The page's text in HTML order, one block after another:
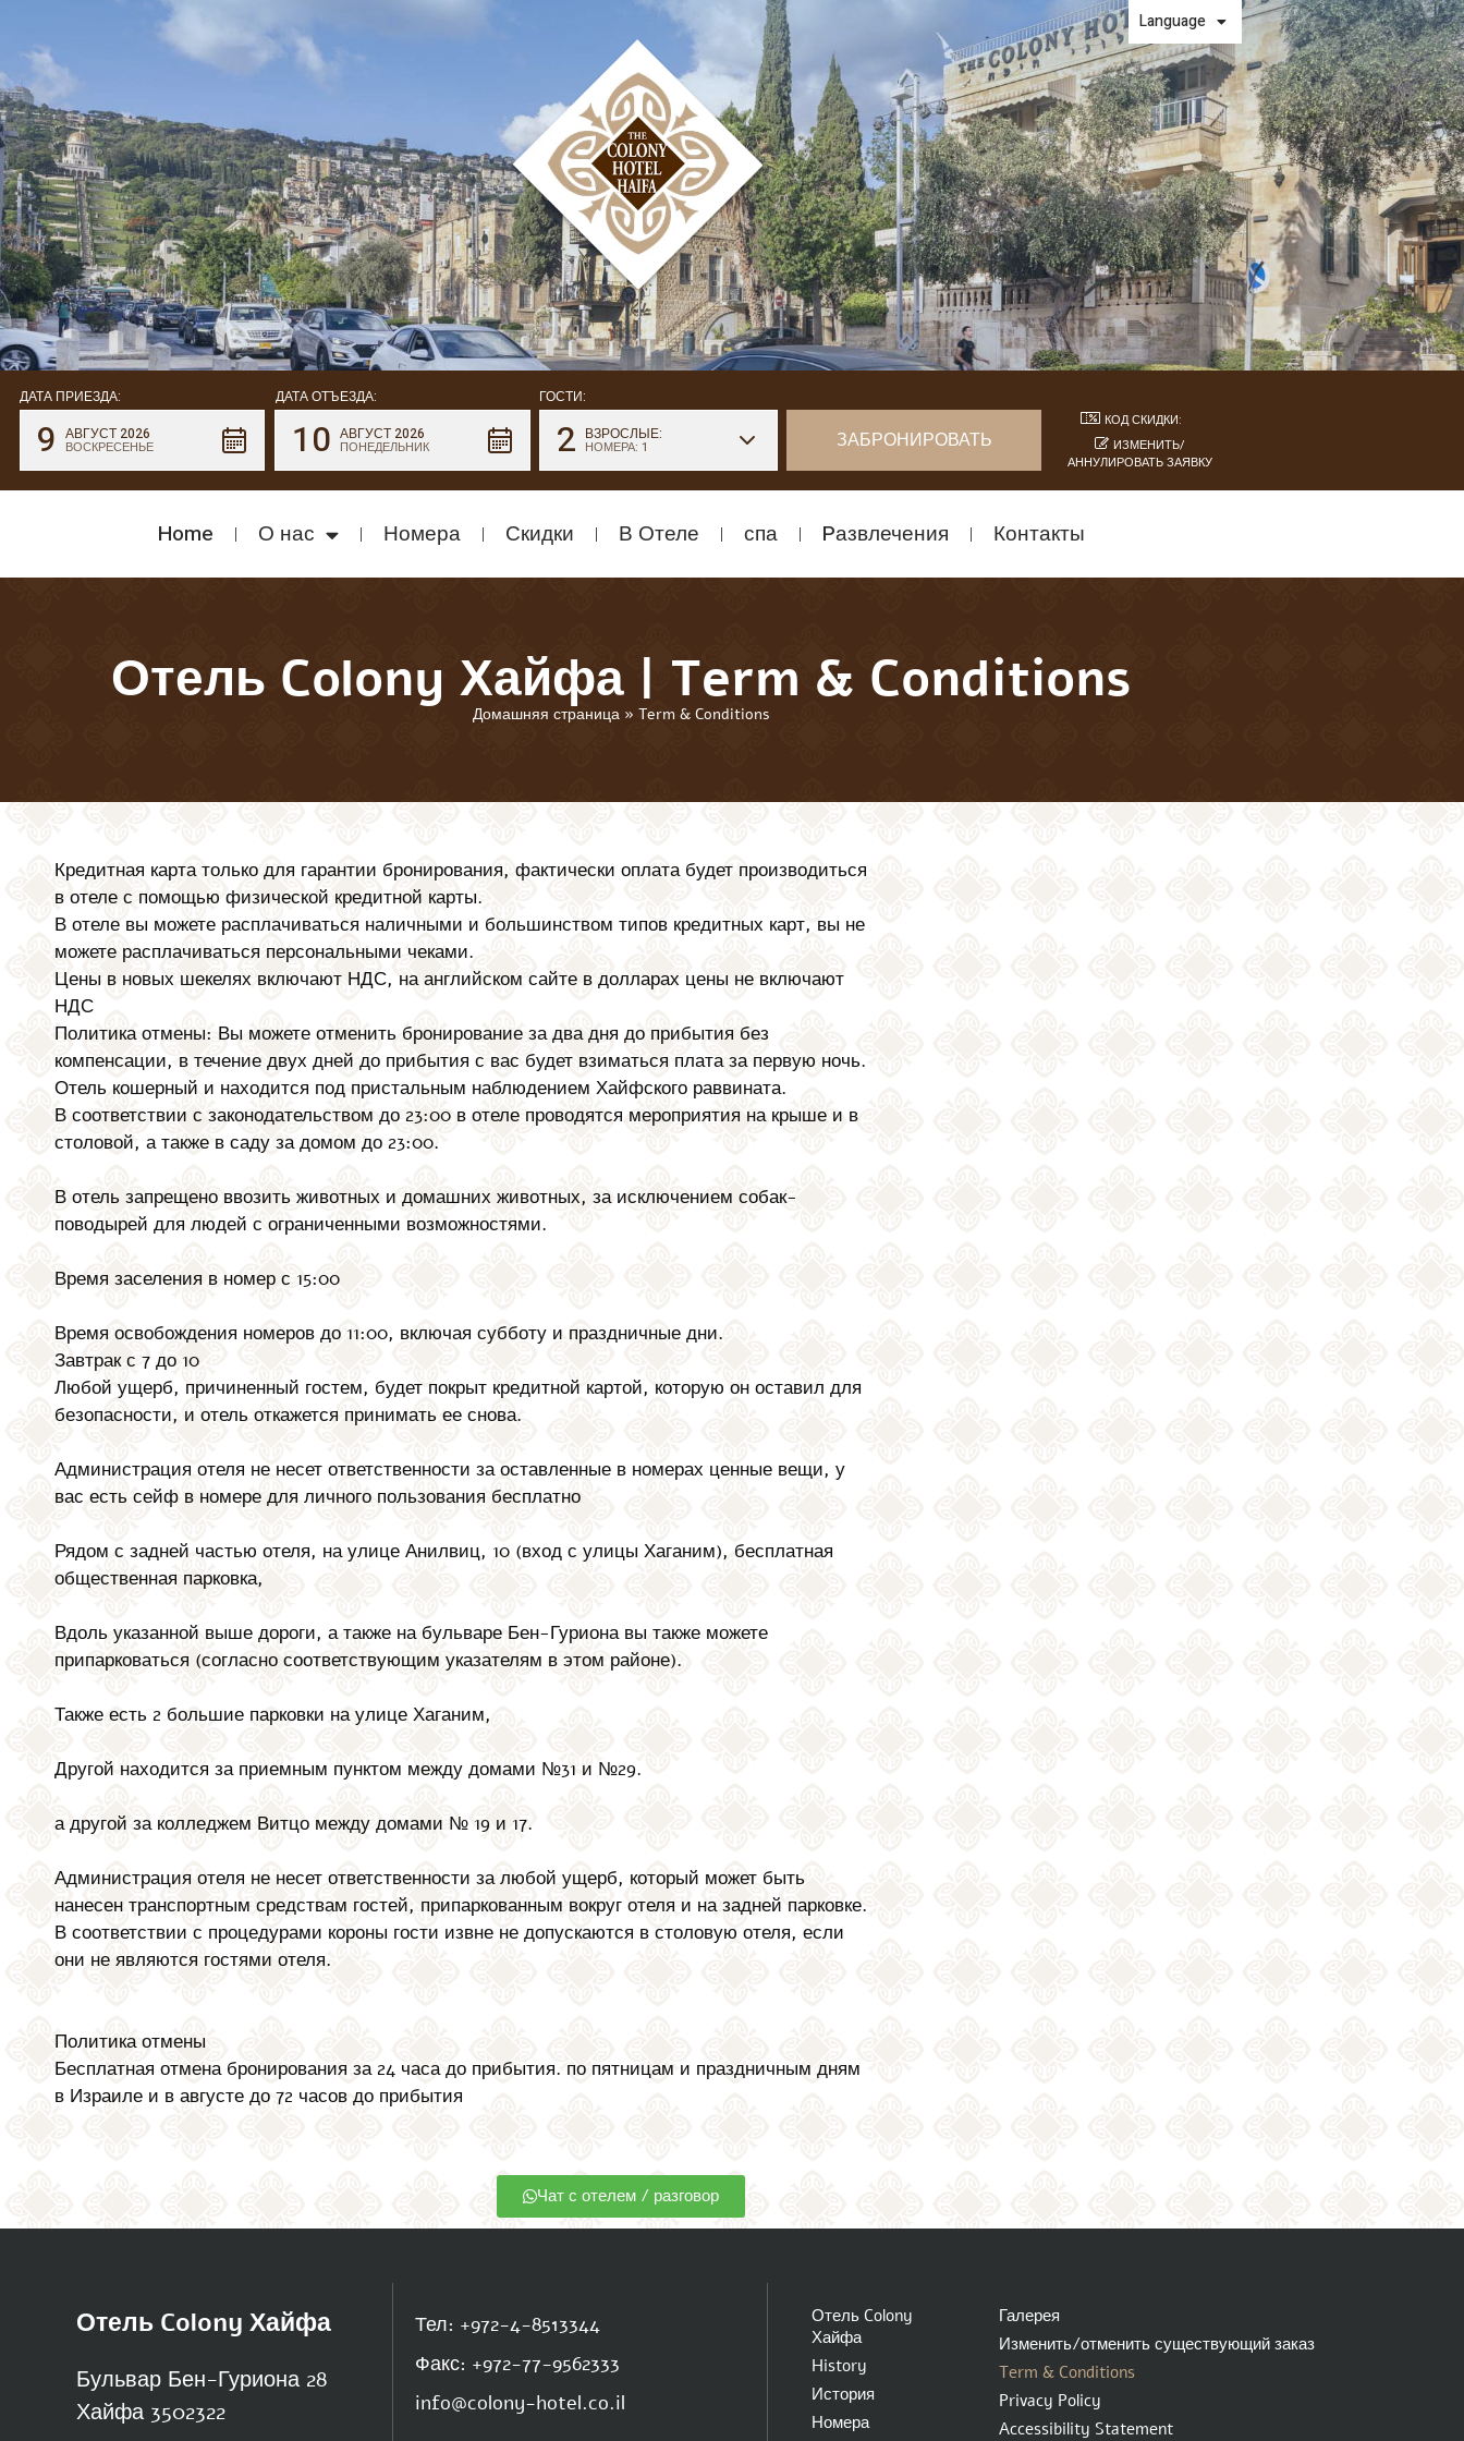
Language
ДАТА ПРИЕЗДА:
9 АВГУСТ 2026
ВОСКРЕСЕНЬЕ
ДАТА ОТЪЕЗДА:
10 АВГУСТ 2026
ПОНЕДЕЛЬНИК
ГОСТИ:
2 ВЗРОСЛЫЕ:
НОМЕРА: 1
КОД СКИДКИ:
ИЗМЕНИТЬ/
АННУЛИРОВАТЬ ЗАЯВКУ
Home О нас Номера Скидки В Отеле спа Pазвлечения Контакты
Отель Colony Хайфа | Term & Conditions
Домашняя страница» Term & Conditions
Кредитная карта только для гарантии бронирования, фактически оплата будет производиться
в отеле с помощью физической кредитной карты.
В отеле вы можете расплачиваться наличными и большинством типов кредитных карт, вы не
можете расплачиваться персональными чеками.
Цены в новых шекелях включают НДС, на английском сайте в долларах цены не включают
НДС
Политика отмены: Вы можете отменить бронирование за два дня до прибытия без
компенсации, в течение двух дней до прибытия с вас будет взиматься плата за первую ночь.
Отель кошерный и находится под пристальным наблюдением Хайфского раввината.
В соответствии с законодательством до 23:00 в отеле проводятся мероприятия на крыше и в
столовой, а также в саду за домом до 23:00.
В отель запрещено ввозить животных и домашних животных, за исключением собак-
поводырей для людей с ограниченными возможностями.
Время заселения в номер с 15:00
Время освобождения номеров до 11:00, включая субботу и праздничные дни.
Завтрак с 7 до 10
Любой ущерб, причиненный гостем, будет покрыт кредитной картой, которую он оставил для
безопасности, и отель откажется принимать ее снова.
Администрация отеля не несет ответственности за оставленные в номерах ценные вещи, у
вас есть сейф в номере для личного пользования бесплатно
Рядом с задней частью отеля, на улице Анилвиц, 10 (вход с улицы Хаганим), бесплатная
общественная парковка,
Вдоль указанной выше дороги, а также на бульваре Бен-Гуриона вы также можете
припарковаться (согласно соответствующим указателям в этом районе).
Также есть 2 большие парковки на улице Хаганим,
Другой находится за приемным пунктом между домами №31 и №29.
а другой за колледжем Витцо между домами № 19 и 17.
Администрация отеля не несет ответственности за любой ущерб, который может быть
нанесен транспортным средствам гостей, припаркованным вокруг отеля и на задней парковке.
В соответствии с процедурами короны гости извне не допускаются в столовую отеля, если
они не являются гостями отеля.
Политика отмены
Бесплатная отмена бронирования за 24 часа до прибытия. по пятницам и праздничным дням
в Израиле и в августе до 72 часов до прибытия
Чат с отелем / разговор
Отель Colony Хайфа
Бульвар Бен-Гуриона 28
Хайфа 3502322
Тел: +972-4-8513344
Факс: +972-77-9562333
info@colony-hotel.co.il
Отель Colony
Хайфа
History
История
Номера
Галерея
Изменить/отменить существующий заказ
Term & Conditions
Privacy Policy
Accessibility Statement